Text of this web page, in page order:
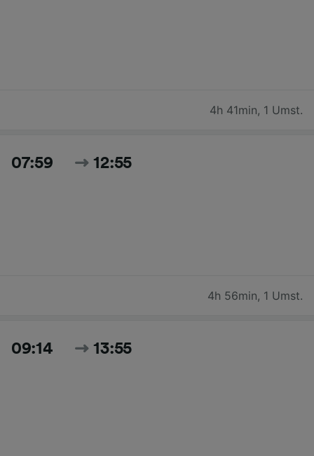
4h 41min, 1 Umst.
07:59 12:55
4h 56min, 1 Umst.
09:14 13:55